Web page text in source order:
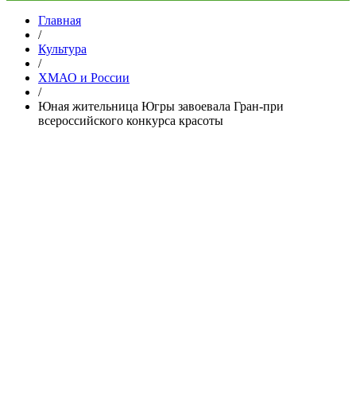
Главная
/
Культура
/
ХМАО и России
/
Юная жительница Югры завоевала Гран-при
всероссийского конкурса красоты